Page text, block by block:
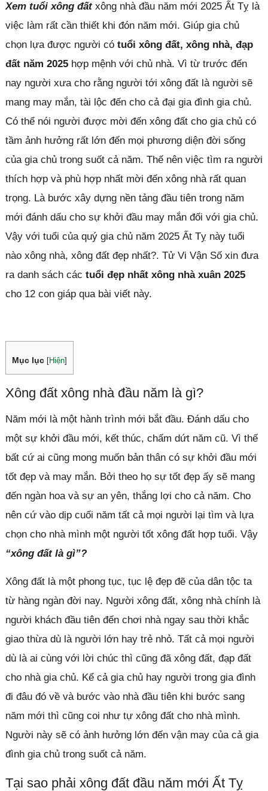
Xem tuổi xông đấtxông nhà đầu năm mới 2025 Ất Tỵ là
việc làm rất cần thiết khi đón năm mới. Giúp gia chủ
chọn lựa được người có tuổi xông đất, xông nhà, đạp
đất năm 2025hợp mệnh với chủ nhà. Vì từ trước đến
nay người xưa cho rằng người tới xông đất là người sẽ
mang may mắn, tài lộc đến cho cả đại gia đình gia chủ.
Có thể nói người được mời đến xông đất cho gia chủ có
tầm ảnh hưởng rất lớn đến mọi phương diện đời sống
của gia chủ trong suốt cả năm. Thế nên việc tìm ra người
thích hợp và phù hợp nhất mời đến xông nhà rất quan
trọng. Là bước xây dựng nền tảng đầu tiên trong năm
mới đánh dấu cho sự khởi đầu may mắn đối với gia chủ.
Vậy với tuổi của quý gia chủ năm 2025 Ất Tỵ này tuổi
nào xông nhà, xông đất đẹp nhất?. Tử Vi Vận Số xin đưa
ra danh sách các tuổi đẹp nhất xông nhà xuân 2025
cho 12 con giáp qua bài viết này.
Mục lục Hiện]
Xông đất xông nhà đầu năm là gì?
Năm mới là một hành trình mới bắt đầu. Đánh dấu cho
một sự khởi đầu mới, kết thúc, chấm dứt năm cũ. Vì thế
bất cứ ai cũng mong muốn bản thân có sự khởi đầu mới
tốt đẹp và may mắn. Bởi theo họ sự tốt đẹp ấy sẽ mang
đến ngàn hoa và sự an yên, thắng lợi cho cả năm. Cho
nên cứ vào dịp cuối năm tất cả mọi người lại tìm và lựa
chọn cho nhà mình một người tốt xông đất hợp tuổi. Vậy
“xông đất là gì”?
Xông đất là một phong tục, tục lệ đẹp đẽ của dân tộc ta
từ hàng ngàn đời nay. Người xông đất, xông nhà chính là
người khách đầu tiên đến chơi nhà ngay sau thời khắc
giao thừa dù là người lớn hay trẻ nhỏ. Tất cả mọi người
dù là ai cùng với lời chúc thì cũng đã xông đất, đạp đất
cho nhà gia chủ. Kể cả gia chủ hay người trong gia đình
đi đâu đó về và bước vào nhà đầu tiên khi bước sang
năm mới thì cũng coi như tự xông đất cho nhà mình.
Người này sẽ có ảnh hưởng lớn đến vận may của cả gia
đình gia chủ trong suốt cả năm.
Tại sao phải xông đất đầu năm mới Ất Tỵ